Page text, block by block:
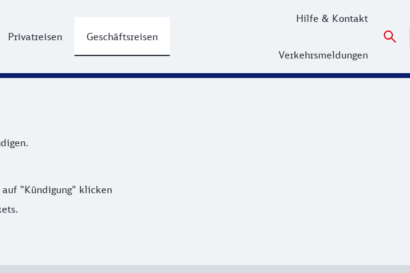
Privatreisen Geschäftsreisen
Hilfe & Kontakt
Verkehrsmeldungen
"Kündigung" klicken